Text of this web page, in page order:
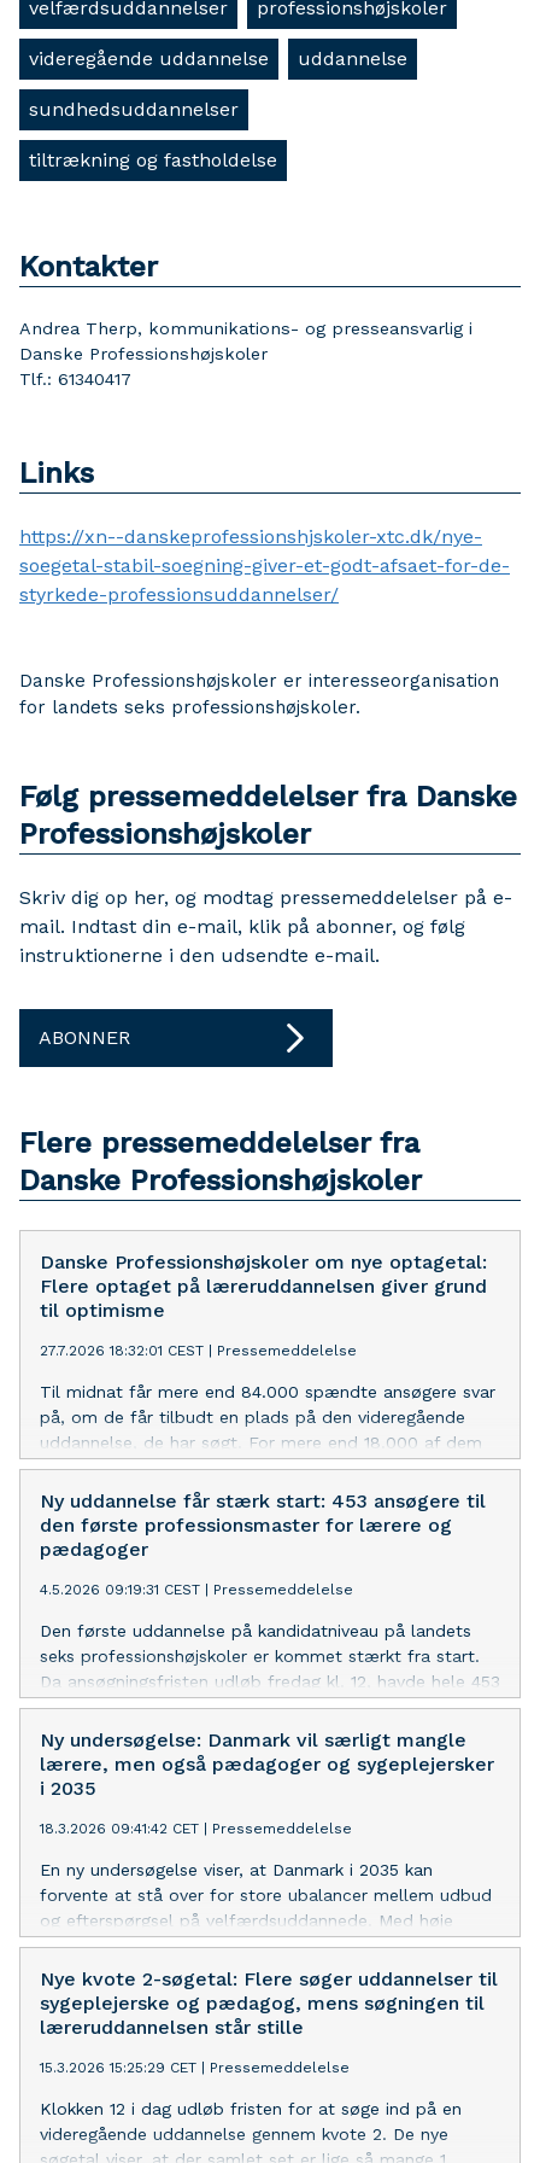
velfærdsuddannelser professionshøjskoler
videregående uddannelse uddannelse
sundhedsuddannelser
tiltrækning og fastholdelse
Kontakter
Andrea Therp, kommunikations- og presseansvarlig i
Danske Professionshøjskoler
Tlf.: 61340417
Links
https://xn--danskeprofessionshjskoler-xtc.dk/nye-
soegetal-stabil-soegning-giver-et-godt-afsaet-for-de-
styrkede-professionsuddannelser/
Danske Professionshøjskoler er interesseorganisation
for landets seks professionshøjskoler.
Følg pressemeddelelser fra Danske
Professionshøjskoler
Skriv dig op her, og modtag pressemeddelelser på e-
mail. Indtast din e-mail, klik på abonner, og følg
instruktionerne i den udsendte e-mail.
ABONNER
Flere pressemeddelelser fra
Danske Professionshøjskoler
Danske Professionshøjskoler om nye optagetal:
Flere optaget på læreruddannelsen giver grund
til optimisme
27.7.2026 18:32:01 CEST Pressemeddelelse
Til midnat får mere end 84.000 spændte ansøgere svar
på, om de får tilbudt en plads på den videregående
uddannelse, de har søgt. For mere end 18.000 af dem
begynder studielivet efter sommerferien på en af
landets seks professionshøjskoler, hvor de skal uddanne
sig til bl.a. folkeskolelærer, pædagog, sygeplejerske og
bygningskonstruktør. Det samlede optag på
Forsknings-, Uddannelses- og Digitaliseringsministeriet
steget med 2 pct. sammenlignet med sidste år. Også
de fire store velfærdsrettede
professionsbacheloruddannelser – pædagog,
sygeplejerske, lærer og socialrådgiver – går samlet frem
7 pct. til læreruddannelsen og 3 pct. til
sygeplejerskeuddannelsen. Optaget på
socialrådgiveruddannelsen er uændret (0 pct.), mens
pædagoguddannelsen har en lille tilbagegang på 1 pct.
professionsbacheloruddannelserne. Især den markante
fremgan
Ny uddannelse får stærk start: 453 ansøgere til
den første professionsmaster for lærere og
pædagoger
4.5.2026 09:19:31 CEST Pressemeddelelse
Den første uddannelse på kandidatniveau på landets
seks professionshøjskoler er kommet stærkt fra start.
Da ansøgningsfristen udløb fredag kl. 12, havde hele 453
ansøgere søgt ind på de 300 studiepladser på
professionsmasteruddannelsen i pædagogisk-
psykologisk rådgivning, som udbydes fra sommeren
2026.
Ny undersøgelse: Danmark vil særligt mangle
lærere, men også pædagoger og sygeplejersker
i 2035
18.3.2026 09:41:42 CET Pressemeddelelse
En ny undersøgelse viser, at Danmark i 2035 kan
forvente at stå over for store ubalancer mellem udbud
og efterspørgsel på velfærdsuddannede. Med høje
ambitioner for velfærden vil behovet kun vokse – ikke
mindst hvis politiske folkeskoleudspil, der kræver flere
lærere og pædagoger, skal blive til virkelighed.
Nye kvote 2-søgetal: Flere søger uddannelser til
sygeplejerske og pædagog, mens søgningen til
læreruddannelsen står stille
15.3.2026 15:25:29 CET Pressemeddelelse
Klokken 12 i dag udløb fristen for at søge ind på en
videregående uddannelse gennem kvote 2. De nye